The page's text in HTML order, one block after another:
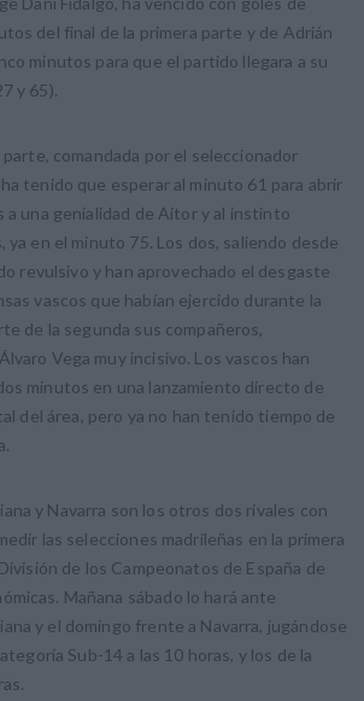
del final de la primera parte y de Adrián
minutos para que el partido llegara a su
y 65).
parte, comandada por el seleccionador
tenido que esperar al minuto 61 para abrir
a una genialidad de Aitor y al instinto
ya en el minuto 75. Los dos, saliendo desde
revulsivo y han aprovechado el desgaste
vascos que habían ejercido durante la
de la segunda sus compañeros,
Vega muy incisivo. Los vascos han
minutos en una lanzamiento directo de
del área, pero ya no han tenido tiempo de
y Navarra son los otros dos rivales con
las selecciones madrileñas en la primera
de los Campeonatos de España de
Mañana sábado lo hará ante
y el domingo frente a Navarra, jugándose
Sub-14 a las 10 horas, y los de la